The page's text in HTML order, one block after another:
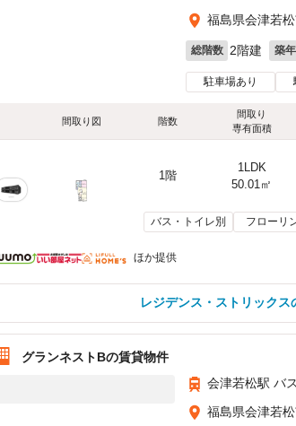
福島県会津若
総階数 2階建 築
駐車場あり
間取り図 階数
間取り
専有面積
1階
1LDK
50.01㎡
バス・トイレ別 フローリ
ほか提供
レジデンス・ストリック
グランネストBの賃貸物件
会津若松駅 バス
福島県会津若